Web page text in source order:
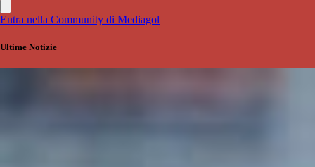
Entra nella Community di Mediagol
Ultime Notizie